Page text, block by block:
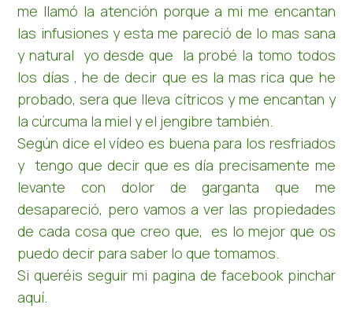
me llamó la atención porque a mi me encantan
las infusiones y esta me pareció de lo mas sana
y natural yo desde que la probé la tomo todos
los días , he de decir que es la mas rica que he
probado, sera que lleva cítricos y me encantan y
la cúrcuma la miel y el jengibre también.
Según dice el vídeo es buena para los resfriados
y tengo que decir que es día precisamente me
levante con dolor de garganta que me
desapareció, pero vamos a ver las propiedades
de cada cosa que creo que, es lo mejor que os
puedo decir para saber lo que tomamos.
Si queréis seguir mi pagina de facebook pinchar
aquí.